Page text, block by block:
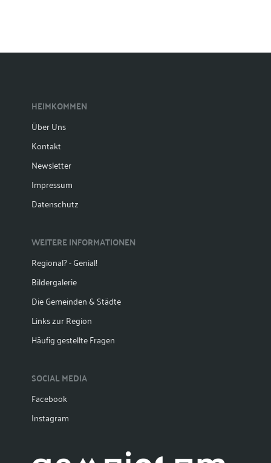
HEIMKOMMEN
Über Uns
Kontakt
Newsletter
Impressum
Datenschutz
WEITERE INFORMATIONEN
Regional? - Genial!
Bildergalerie
Die Gemeinden & Städte
Links zur Region
Häufig gestellte Fragen
SOCIAL MEDIA
Facebook
Instagram